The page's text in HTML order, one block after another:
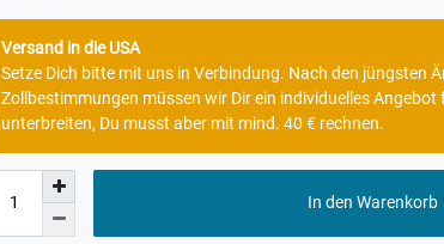
Versand in die USA
Setze Dich bitte mit uns in Verbindung. Nach den jüngsten
Zollbestimmungen müssen wir Dir ein individuelles Angebot
unterbreiten, Du musst aber mit mind. 40 € rechnen.
In den Warenkorb